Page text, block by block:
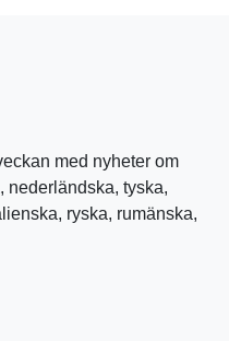
med nyheter om
nederländska, tyska,
ryska, rumänska,